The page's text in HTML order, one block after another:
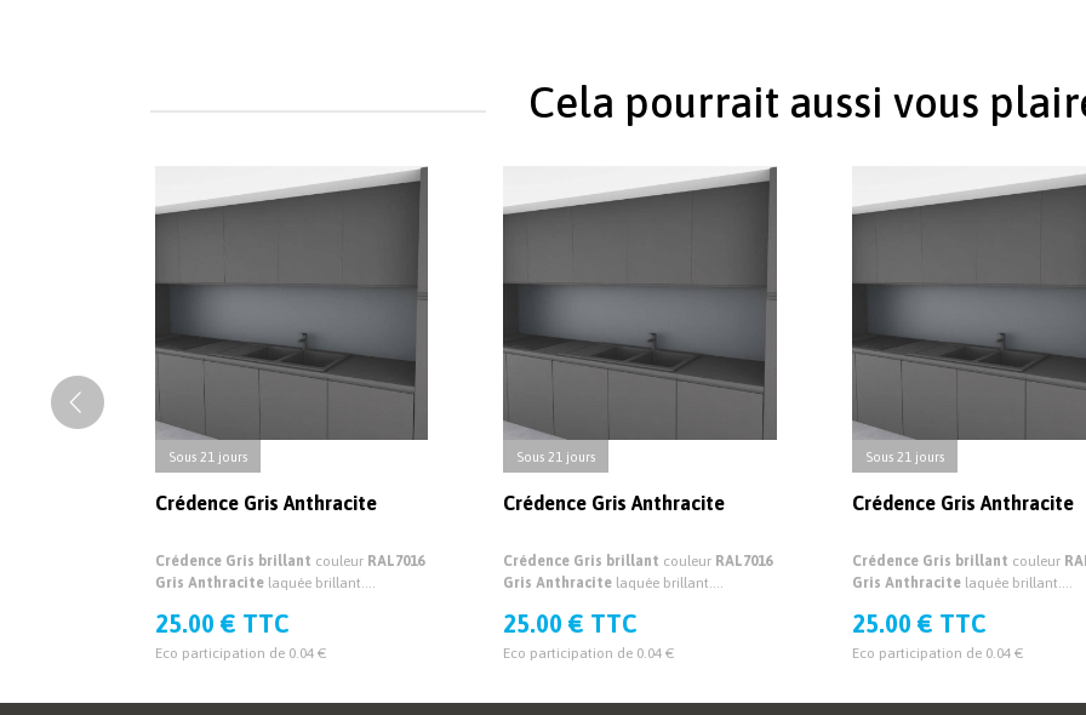
Cela pourrait aussi vous
Sous 21 jours
Crédence Gris Anthracite
Crédence Gris brillant couleur RAL7016
Gris Anthracitelaquée brillant.
25.00 € TTC
Eco participation de 0.04 €
Sous 21 jours
Crédence Gris Anthracite
Crédence Gris brillant couleur RAL7016
Gris Anthracite laquée brillant.
25.00 € TTC
Eco participation de 0.04 €
Sous 21 jours
Crédence Gris Anthracite
Crédence Gris brillant couleur
Gris Anthracite laquée brillant.
25.00 € TTC
Eco participation de 0.04 €